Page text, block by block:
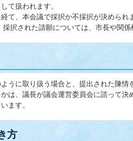
て扱われます。
て、本会議で採択か不採択が決めら
択された請願については、市長や関
うに取り扱う場合と、提出された陳
は、議長が議会運営委員会に諮って
ます。
方